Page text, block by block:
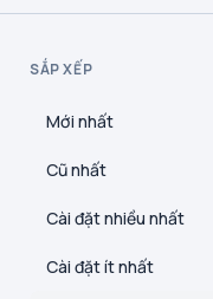
SẮP XẾP
Mới nhất
Cũ nhất
Cài đặt nhiều nhất
Cài đặt ít nhất